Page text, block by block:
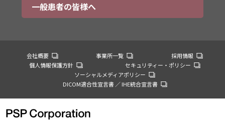
一般患者の皆様へ
会社概要 事業所一覧
採用情報
個人情報保護方針
セキュリティー・ポリシー
ソーシャルメディアポリシー
DICOM適合性宣言書 ／ IHE統合宣言書